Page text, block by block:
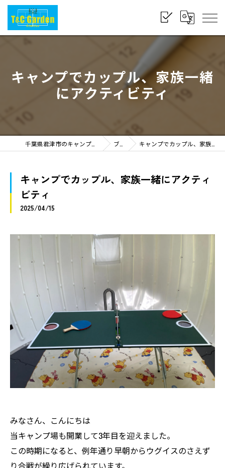
キャンプでカップル、家族一緒
にアクティビティ
千葉県君津市のキャンプならT&C Garden Kimitsu ブログ キャンプでカップル、家族一緒にアクティビティ
キャンプでカップル、家族一緒にアクティ
ビティ
2025/04/15
みなさん、こんにちは
当キャンプ場も開業して3年目を迎えました。
この時期になると、例年通り早朝からウグイスのさえず
り合戦が繰り広げられています。